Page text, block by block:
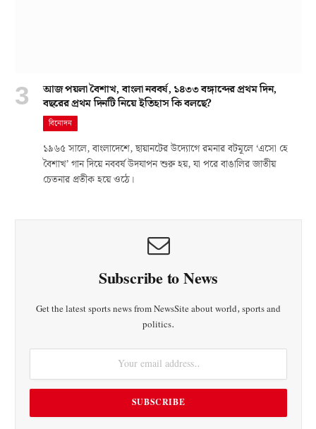
আজ পয়লা বৈশাখ, বাংলা নববর্ষ, ১৪৩৩ বঙ্গাব্দের প্রথম দিন,
বছরের প্রথম দিনটি নিয়ে ইতিহাস কি বলছে?
বিনোদন
১৯৬৫ সালে, বাংলাদেশে, ছায়ানটের উদ্যোগে রমনার বটমূলে ‘এসো হে
বৈশাখ’ গান দিয়ে নববর্ষ উদযাপন শুরু হয়, যা পরে বাঙালির জাতীয়
চেতনার প্রতীক হয়ে ওঠে।
Subscribe to News
Get the latest sports news from NewsSite about world, sports and
politics.